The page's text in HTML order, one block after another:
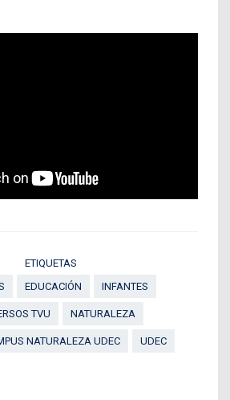
ETIQUETAS
EDUCACIÓN INFANTES
TVU NATURALEZA
NATURALEZA UDEC UDEC